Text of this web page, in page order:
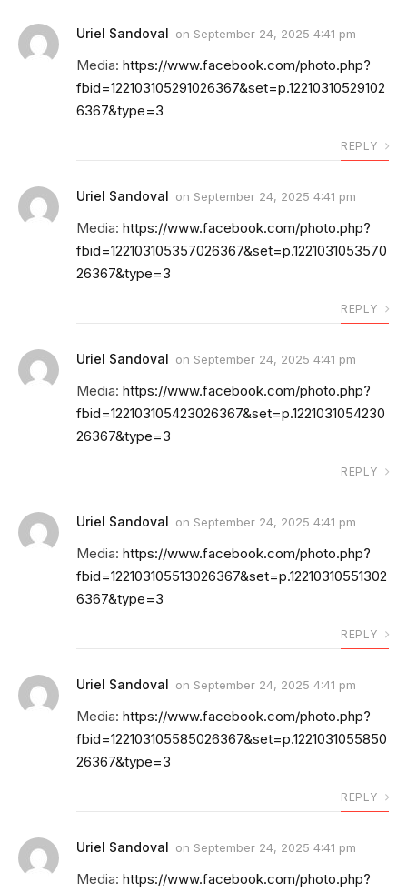
Uriel Sandoval on September 24, 2025 4:41 pm
Media: https://www.facebook.com/photo.php?
fbid=122103105291026367&set=p.12210310529102
6367&type=3
REPLY
Uriel Sandoval on September 24, 2025 4:41 pm
Media: https://www.facebook.com/photo.php?
fbid=122103105357026367&set=p.1221031053570
26367&type=3
REPLY
Uriel Sandoval on September 24, 2025 4:41 pm
Media: https://www.facebook.com/photo.php?
fbid=122103105423026367&set=p.1221031054230
26367&type=3
REPLY
Uriel Sandoval on September 24, 2025 4:41 pm
Media: https://www.facebook.com/photo.php?
fbid=122103105513026367&set=p.12210310551302
6367&type=3
REPLY
Uriel Sandoval on September 24, 2025 4:41 pm
Media: https://www.facebook.com/photo.php?
fbid=122103105585026367&set=p.1221031055850
26367&type=3
REPLY
Uriel Sandoval on September 24, 2025 4:41 pm
Media: https://www.facebook.com/photo.php?